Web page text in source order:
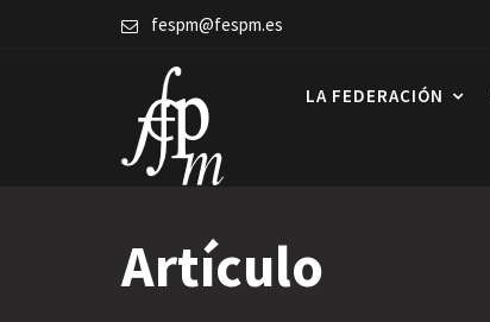
fespm@fespm.es
LA FEDERACIÓN
Artículo